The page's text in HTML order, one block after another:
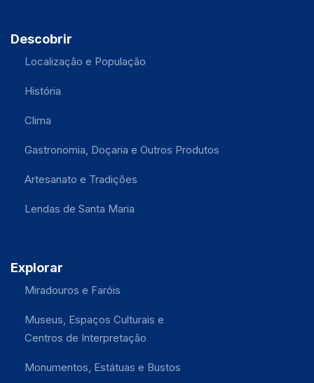
Descobrir
Localização e População
História
Clima
Gastronomia, Doçaria e Outros Produtos
Artesanato e Tradições
Lendas de Santa Maria
Explorar
Miradouros e Faróis
Museus, Espaços Culturais e
Centros de Interpretação
Monumentos, Estátuas e Bustos